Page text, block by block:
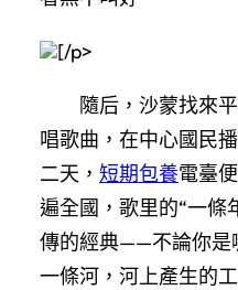
[/p>
隨后，沙蒙找來平
唱歌曲，在中心國民
二天， 短期包養電臺
遍全國，歌里的“一條
傳的經典——不論你是
一條河，河上產生的